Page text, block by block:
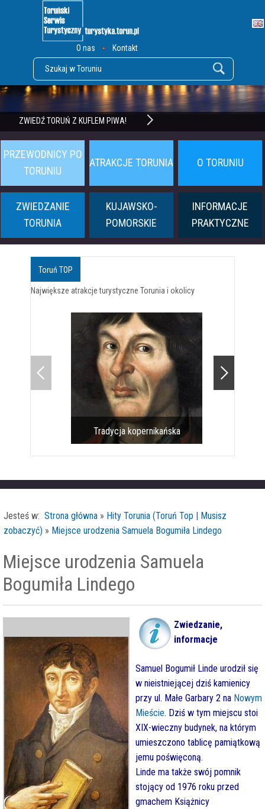
O nas Kontakt
ZWIEDŹ TORUŃ Z KUFLEM PIWA!
POZNAJ TWIERDZĘ TORUŃ
PRZEWODNICY PO
TORUNIU
ATRAKCJE TORUNIA O TORUNIU
ZWIEDZANIE
TORUNIA
KUJAWSKO-
POMORSKIE
INFORMACJE
PRAKTYCZNE
Toruń TOP
Największe atrakcje turystyczne Torunia i okolicy
Tradycja kopernikańska
Jesteś w: Strona główna » Hity Torunia (Toruń Top | Musisz
zobaczyć) » Miejsce urodzenia Samuela Bogumiła Lindego
Miejsce urodzenia Samuela
Bogumiła Lindego
Zwiedzanie,
informacje
Samuel Bogumił Linde urodził się
w nieistniejącej dziś kamienicy
przy ul. Małe Garbary 2 na Nowym
Mieście. Dziś w tym miejscu stoi
XIX-wieczny budynek, na którym
umieszczono tablicę pamiątkową
jemu poświęconą.
Linde ma także swój pomnik
stojący od 1976 roku przed
gmachem Książnicy